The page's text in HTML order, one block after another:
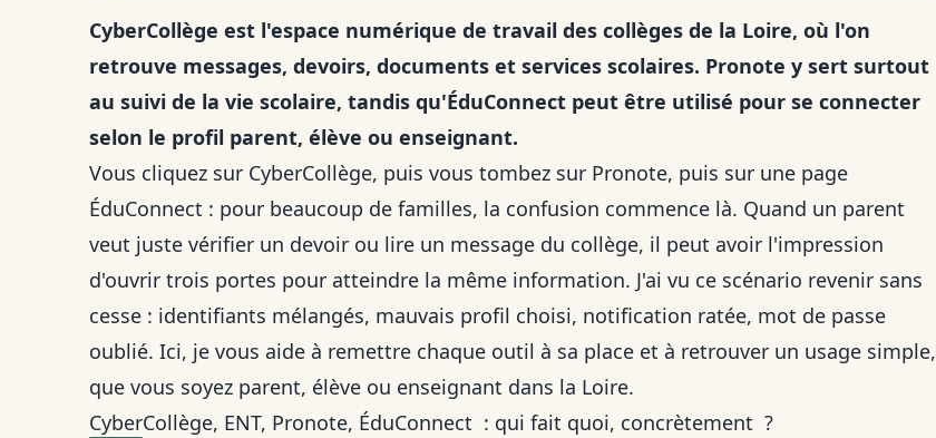
CyberCollège est l'espace numérique de travail des collèges de la Loire, où l'on
retrouve messages, devoirs, documents et services scolaires. Pronote y sert surtout
au suivi de la vie scolaire, tandis qu'ÉduConnect peut être utilisé pour se connecter
selon le profil parent, élève ou enseignant.
Vous cliquez sur CyberCollège, puis vous tombez sur Pronote, puis sur une page
ÉduConnect : pour beaucoup de familles, la confusion commence là. Quand un parent
veut juste vérifier un devoir ou lire un message du collège, il peut avoir l'impression
d'ouvrir trois portes pour atteindre la même information. J'ai vu ce scénario revenir sans
cesse : identifiants mélangés, mauvais profil choisi, notification ratée, mot de passe
oublié. Ici, je vous aide à remettre chaque outil à sa place et à retrouver un usage simple,
que vous soyez parent, élève ou enseignant dans la Loire.
CyberCollège, ENT, Pronote, ÉduConnect : qui fait quoi, concrètement ?